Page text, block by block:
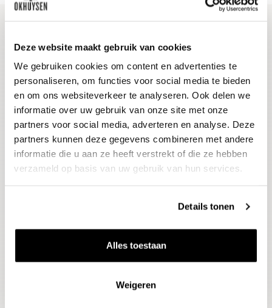
Deze website maakt gebruik van cookies
We gebruiken cookies om content en advertenties te
personaliseren, om functies voor social media te bieden
en om ons websiteverkeer te analyseren. Ook delen we
informatie over uw gebruik van onze site met onze
partners voor social media, adverteren en analyse. Deze
partners kunnen deze gegevens combineren met andere
informatie die u aan ze heeft verstrekt of die ze hebben
verzameld op basis van uw gebruik van hun services.
Details tonen
Alles toestaan
Weigeren
Blijf op de hoogte
Ontvang het laatste wijnnieuws, proeverijen en
evenementen
E-mailadres
Aanmelden
Thema's